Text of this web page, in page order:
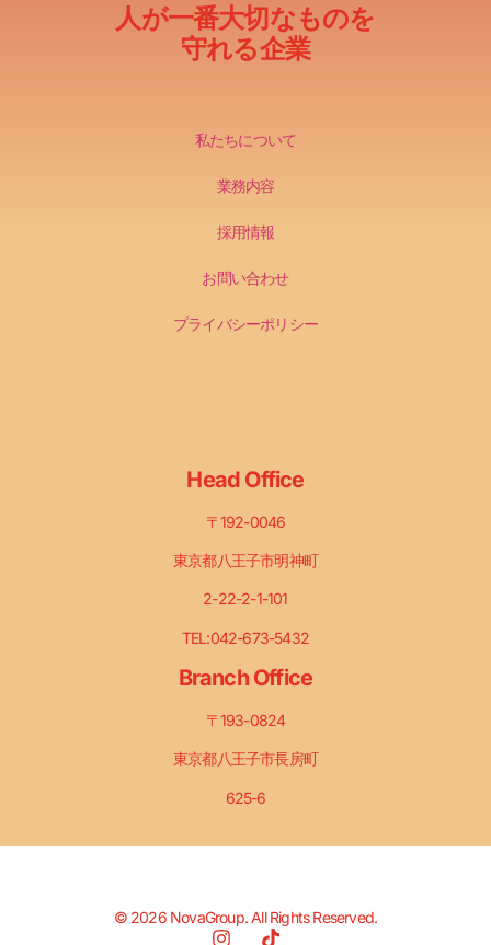
人が一番大切なものを
守れる企業
私たちについて
業務内容
採用情報
お問い合わせ
プライバシーポリシー
Head Office
〒192-0046
東京都八王子市明神町
2-22-2-1-101
TEL:042-673-5432
Branch Office
〒193-0824
東京都八王子市長房町
625-6
© 2026 NovaGroup. All Rights Reserved.